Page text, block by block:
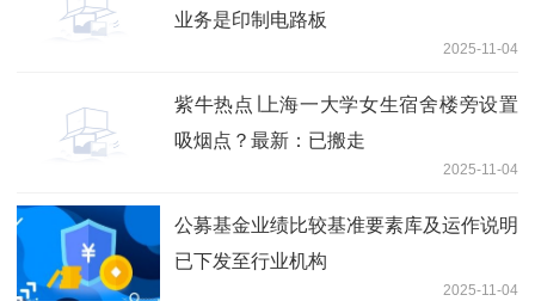
业务是印制电路板
2025-11-04
紫牛热点∣上海一大学女生宿舍楼旁设置
吸烟点？最新：已搬走
2025-11-04
公募基金业绩比较基准要素库及运作说明
已下发至行业机构
2025-11-04